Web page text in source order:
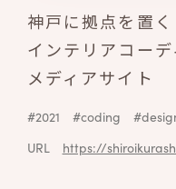
神戸に拠点を置く
インテリアコー
メディアサイト
#2021 #coding
URL https://